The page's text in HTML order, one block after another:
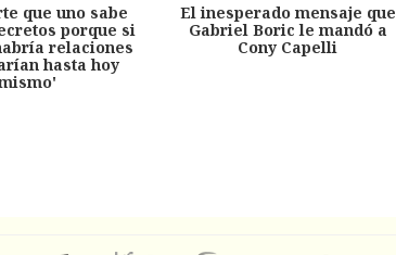
que uno sabe
porque si
relaciones
hasta hoy
El inesperado mensaje que
Gabriel Boric le mandó a
Cony Capelli